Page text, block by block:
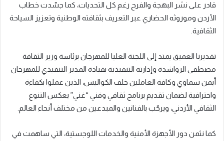
قادر على نشر البهجة والفرح رغم كل التحديات، كما جسّدت خطاب
الأردن وموروثه الحضاري عبر التعريف بثقافته الوطنية وتعزيز السياحة
الثقافية.
تقديرنا العميق يمتد إلى اللجنة العليا للمهرجان برئاسة وزير الثقافة
مصطفى الرواشدة وإدارته التنفيذية بقيادة المدير التنفيذي للمهرجان
أيمن سماوي وكافة العاملين خلف الكواليس، الذين عملوا بكفاءة
واحترافية لضمان تقديم برنامج ثقافي وفني “غني” يعكس التنوع
الثقافي الأردني، ويرحّب بالفنانين والمبدعين من مختلف أنحاء العالم.
كما نثمن دور الأجهزة الأمنية والخدمات اللوجستية، التي ساهمت في